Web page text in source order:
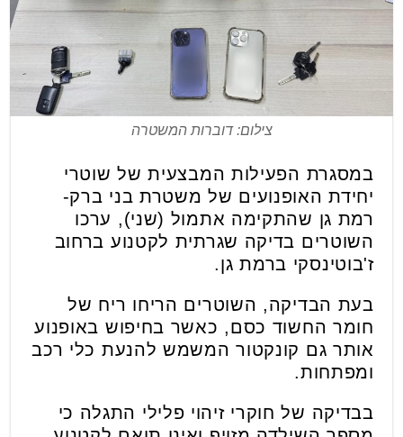
צילום: דוברות המשטרה
במסגרת הפעילות המבצעית של שוטרי
יחידת האופנועים של משטרת בני ברק-
רמת גן שהתקימה אתמול (שני), ערכו
השוטרים בדיקה שגרתית לקטנוע ברחוב
ז'בוטינסקי ברמת גן.
בעת הבדיקה, השוטרים הריחו ריח של
חומר החשוד כסם, כאשר בחיפוש באופנוע
אותר גם קונקטור המשמש להנעת כלי רכב
ומפתחות.
בבדיקה של חוקרי זיהוי פלילי התגלה כי